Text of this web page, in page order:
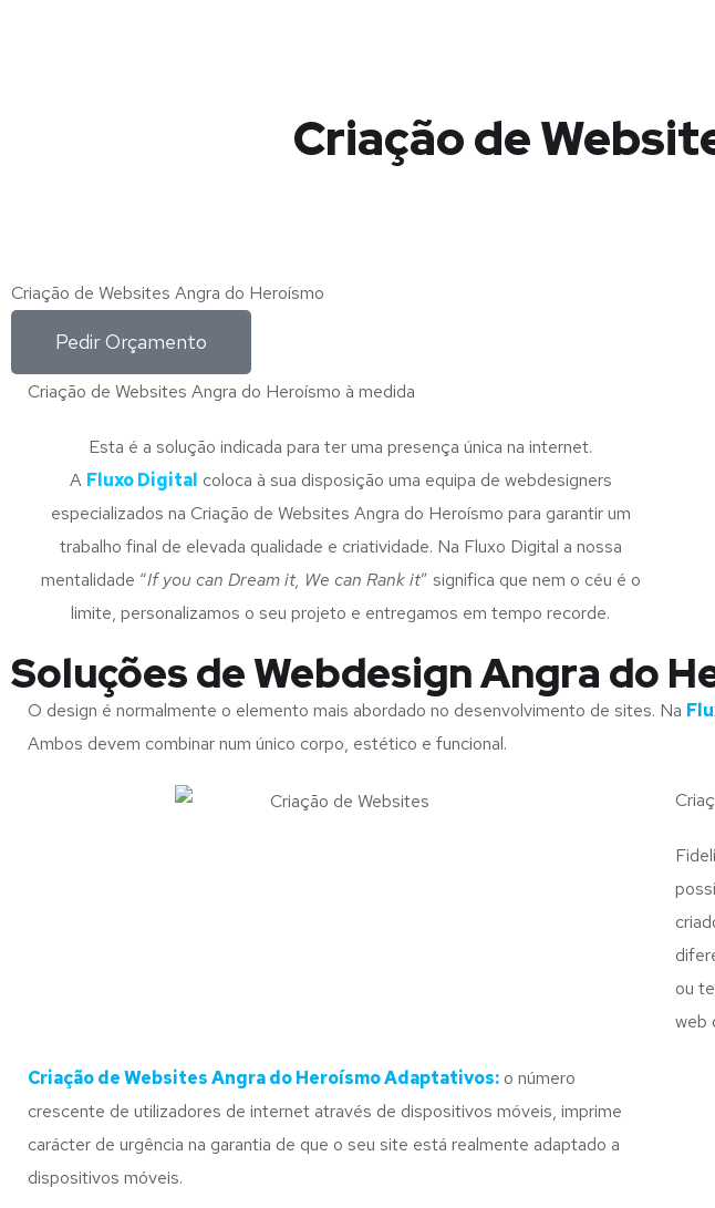
Criação de
Criação de Websites Angra do Heroísmo
Pedir Orçamento
Criação de Websites Angra do Heroísmo à medida
Esta é a solução indicada para ter uma presença única na internet.
A Fluxo Digital coloca à sua disposição uma equipa de webdesigners
especializados na Criação de Websites Angra do Heroísmo para garantir um
trabalho final de elevada qualidade e criatividade. Na Fluxo Digital a nossa
mentalidade “If you can Dream it, We can Rank it” significa que nem o céu é o
limite, personalizamos o seu projeto e entregamos em tempo recorde.
Soluções de Webdesign Angra do
O design é normalmente o elemento mais abordado no desenvolvimento de sites. Na
Ambos devem combinar num único corpo, estético e funcional.
ou
web
Criação de Websites Angra do Heroísmo Adaptativos: o número
crescente de utilizadores de internet através de dispositivos móveis, imprime
carácter de urgência na garantia de que o seu site está realmente adaptado a
dispositivos móveis.